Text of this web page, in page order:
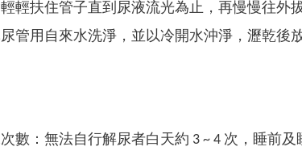
輕扶住管子直到尿液流光為止，再慢慢往外
管用自來水洗淨，並以冷開水沖淨，瀝乾後
數：無法自行解尿者白天約 3 ~ 4 次，睡前